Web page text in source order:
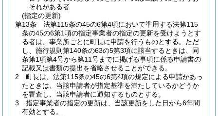
それがある者
(指定の更新)
第13条
法第115条の45の6第4項において準用する法第115
条の45の6第1項の指定事業者の指定の更新を受けようとす
る者は、事業所ごとに町長に申請を行うものとする。 ただ
し、施行規則第140条の63の5第3項に該当するときは、同
条第1項第4号から第11号までに掲げる事項に係る申請書の
記載又は書類の提出を省略させることができる。
2
町長は、法第115条の45の6第4項の規定による申請があっ
たときは、当該申請者が指定基準を満たしているかどうか
を審査し、当該申請者に通知するものとする。
3
指定事業者の指定の更新は、当該更新をした日から6年間
有効とする。